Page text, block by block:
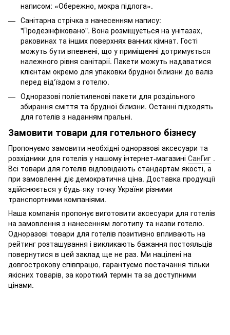
написом: «Обережно, мокра підлога».
Санітарна стрічка з нанесенням напису:
"Продезінфіковано". Вона розміщується на унітазах,
раковинах та інших поверхнях ванних кімнат. Гості
можуть бути впевнені, що у приміщенні дотримується
належного рівня санітарії. Пакети можуть надаватися
клієнтам окремо для упаковки брудної білизни до валіз
перед від'їздом з готелю.
Одноразові поліетиленові пакети для роздільного
збирання сміття та брудної білизни. Останні підходять
для готелів з наданням пральні.
Замовити товари для готельного бізнесу
Пропонуємо замовити необхідні одноразові аксесуари та
розхідники для готелів у нашому інтернет-магазині СанГиг .
Всі товари для готелів відповідають стандартам якості, а
при замовленні діє демократична ціна. Доставка продукції
здійснюється у будь-яку точку України різними
транспортними компаніями.
Наша компанія пропонує виготовити аксесуари для готелів
на замовлення з нанесенням логотипу та назви готелю.
Одноразові товари для готелів позитивно впливають на
рейтинг розташування і викликають бажання постояльців
повернутися в цей заклад ще не раз. Ми націлені на
довгострокову співпрацю, гарантуємо постачання тільки
якісних товарів, за короткий термін та за доступними
цінами.